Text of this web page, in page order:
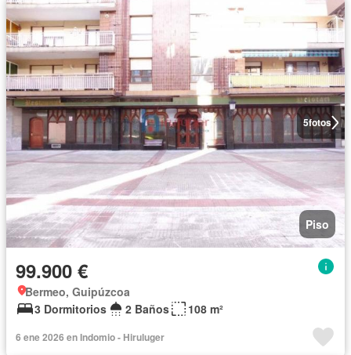
5fotos
Piso
99.900 €
Bermeo, Guipúzcoa
3 Dormitorios
2 Baños 108 m²
6 ene 2026 en Indomio - Hiruluger